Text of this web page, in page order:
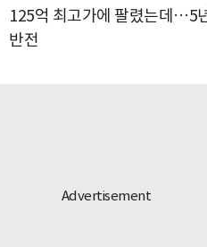
125억 최고가에 팔렸는데…5
반전